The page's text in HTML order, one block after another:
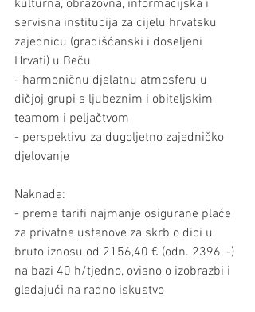
kulturna, obrazovna, informacijska i
servisna institucija za cijelu hrvatsku
zajednicu (gradišćanski i doseljeni
Hrvati) u Beču
- harmoničnu djelatnu atmosferu u
dičjoj grupi s ljubeznim i obiteljskim
teamom i peljačtvom
- perspektivu za dugoljetno zajedničko
djelovanje
Naknada:
- prema tarifi najmanje osigurane plaće
za privatne ustanove za skrb o dici u
bruto iznosu od 2156,40 € (odn. 2396, -)
na bazi 40 h/tjedno, ovisno o izobrazbi i
gledajući na radno iskustvo